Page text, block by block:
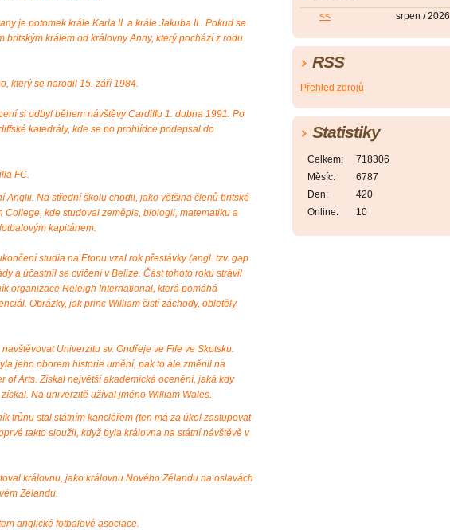
je potomek krále Karla II. a krále Jakuba II.. Pokud se
britským králem od královny Anny, který pochází z rodu
který se narodil 15. září 1984.
si odbyl během návštěvy Cardiffu 1. dubna 1991. Po
katedrály, kde se po prohlídce podepsal do
FC.
Anglii. Na střední školu chodil, jako většina členů britské
College, kde studoval zeměpis, biologii, matematiku a
kapitánem.
studia na Etonu vzal rok přestávky (angl. tzv. gap
a účastnil se cvičení v Belize. Část tohoto roku strávil
organizace Releigh International, která pomáhá
Obrázky, jak princ William čistí záchody, obletěly
Univerzitu sv. Ondřeje ve Fife ve Skotsku.
jeho oborem historie umění, pak to ale změnil na
of Arts. Získal největší akademická ocenění, jaká kdy
Na univerzitě užíval jméno William Wales.
trůnu stal státním kancléřem (ten má za úkol zastupovat
takto sloužil, když byla královna na státní návštěvě v
královnu, jako královnu Nového Zélandu na oslavách
Zélandu.
anglické fotbalové asociace.
<< srpen / 2026
RSS
Přehled zdrojů
Statistiky
Online: 10
Celkem:
718306
Měsíc:
6787
Den:
420